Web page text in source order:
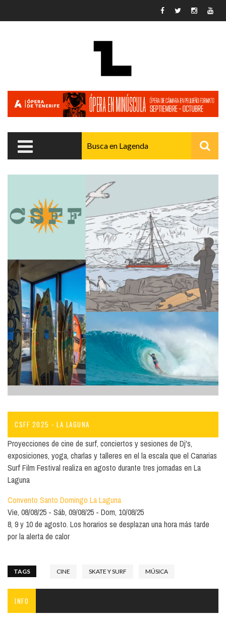
CSFF 2025 - LA LAGUNA
Proyecciones de cine de surf, conciertos y sesiones de Dj's,
exposiciones, yoga, charlas y talleres en el la escala que el Canarias
Surf Film Festival realiza en agosto durante tres jornadas en La
Laguna
Convento Santo Domingo La Laguna
Vie, 08/08/25
Sáb, 09/08/25
Dom, 10/08/25
8, 9 y 10 de agosto. Los horarios se desplazan una hora más tarde
por la alerta de calor
TAGS CINE SKATE Y SURF MÚSICA
INFO